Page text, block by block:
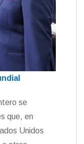
se
que, en
Unidos